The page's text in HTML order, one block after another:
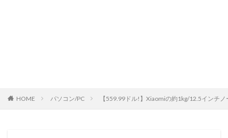
HOME パソコン/PC 【559.99ドル!】Xiaomiの約1kg/12.5インチ